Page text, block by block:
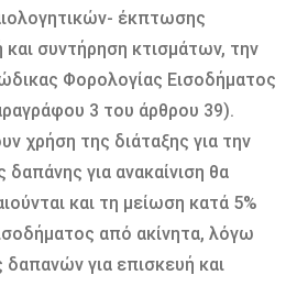
έκπτωσης
και συντήρηση κτισμάτων, την
Φορολογίας Εισοδήματος
3 του άρθρου 39).
χρήση της διάταξης για την
για ανακαίνιση θα
και τη μείωση κατά 5%
από ακίνητα, λόγω
για επισκευή και